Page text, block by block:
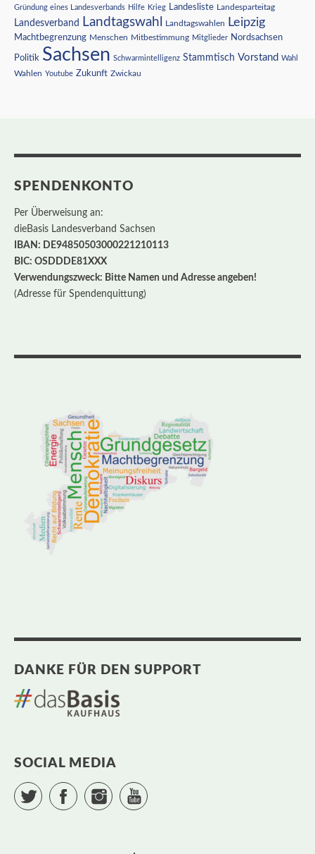
Gründung eines Landesverbands Hilfe Krieg Landesliste Landesparteitag
Landesverband Landtagswahl Landtagswahlen Leipzig
Machtbegrenzung Menschen Mitbestimmung Mitglieder Nordsachsen
Politik Sachsen Schwarmintelligenz Stammtisch Vorstand Wahl
Wahlen Youtube Zukunft Zwickau
SPENDENKONTO
Per Überweisung an:
dieBasis Landesverband Sachsen
IBAN: DE94850503000221210113
BIC: OSDDDE81XXX
Verwendungszweck: Bitte Namen und Adresse angeben!
(Adresse für Spendenquittung)
DANKE FÜR DEN SUPPORT
SOCIAL MEDIA
Twitter Facebook Instagram